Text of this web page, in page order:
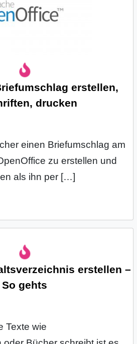
erstellen,
drucken
einen Briefumschlag am
zu erstellen und
als ihn per […]
erstellen –
So gehts
Texte wie